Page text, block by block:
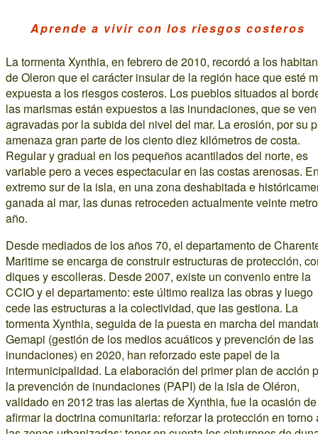
Aprende a vivir con los riesgos costeros
La tormenta Xynthia, en febrero de 2010, recordó a los
de Oleron que el carácter insular de la región hace que esté
expuesta a los riesgos costeros. Los pueblos situados al
las marismas están expuestos a las inundaciones, que se ven
agravadas por la subida del nivel del mar. La erosión, por su
amenaza gran parte de los ciento diez kilómetros de costa.
Regular y gradual en los pequeños acantilados del norte, es
variable pero a veces espectacular en las costas arenosas.
extremo sur de la isla, en una zona deshabitada e
ganada al mar, las dunas retroceden actualmente veinte
año.
Desde mediados de los años 70, el departamento de
Maritime se encarga de construir estructuras de protección,
diques y escolleras. Desde 2007, existe un convenio entre la
CCIO y el departamento: este último realiza las obras y luego
cede las estructuras a la colectividad, que las gestiona. La
tormenta Xynthia, seguida de la puesta en marcha del
Gemapi (gestión de los medios acuáticos y prevención de las
inundaciones) en 2020, han reforzado este papel de la
intermunicipalidad. La elaboración del primer plan de acción
la prevención de inundaciones (PAPI) de la isla de Oléron,
validado en 2012 tras las alertas de Xynthia, fue la ocasión de
afirmar la doctrina comunitaria: reforzar la protección en torno